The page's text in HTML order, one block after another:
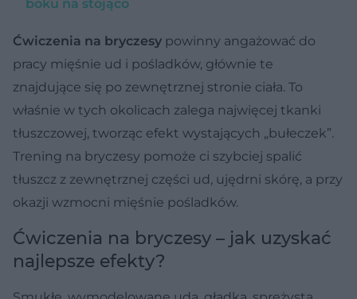
boku na stojąco
Ćwiczenia na bryczesy powinny angażować do
pracy mięśnie ud i pośladków, głównie te
znajdujące się po zewnętrznej stronie ciała. To
właśnie w tych okolicach zalega najwięcej tkanki
tłuszczowej, tworząc efekt wystających „bułeczek”.
Trening na bryczesy pomoże ci szybciej spalić
tłuszcz z zewnętrznej części ud, ujędrni skórę, a przy
okazji wzmocni mięśnie pośladków.
Ćwiczenia na bryczesy – jak uzyskać
najlepsze efekty?